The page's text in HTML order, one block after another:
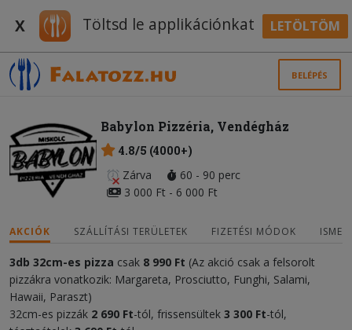
X Töltsd le applikációnkat LETÖLTÖM
BELÉPÉS
Babylon Pizzéria, Vendégház
4.8/5 (4000+)
Zárva
60 - 90 perc
3 000 Ft - 6 000 Ft
AKCIÓK SZÁLLÍTÁSI TERÜLETEK FIZETÉSI MÓDOK
3db 32cm-es pizza csak 8 990 Ft (Az akció csak a felsorolt
pizzákra vonatkozik: Margareta, Prosciutto, Funghi, Salami,
Hawaii, Paraszt)
32cm-es pizzák 2 690 Ft-tól, frissensültek 3 300 Ft-tól,